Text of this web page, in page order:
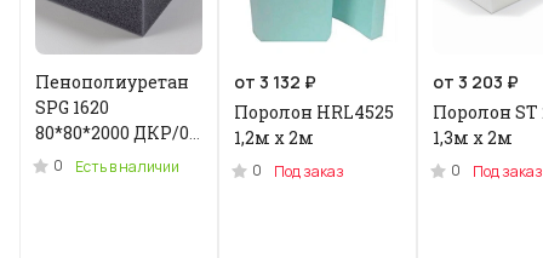
Пенополиуретан
SPG 1620
80*80*2000 ДКР/0.2
кг .N-3955U
0 Есть в наличии
от 3 132 ₽
Поролон HRL4525
1,2м x 2м
0 Под заказ
от 3 203 ₽
Поролон ST
1,3м х 2м
0 Под заказ